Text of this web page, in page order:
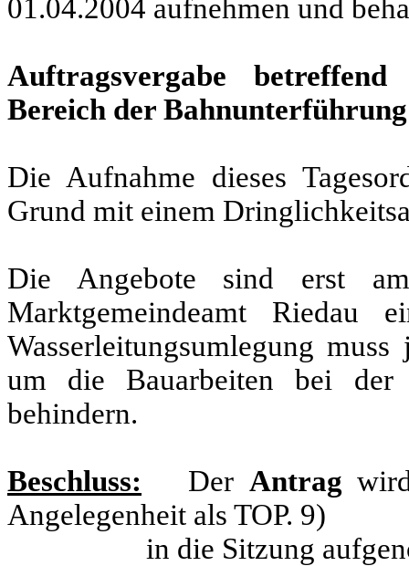
01.04.2004 aufnehmen und
Auftragsvergabe
Bereich der
Die Aufnahme dieses
Grund mit einem
Die Angebote sind erst
Marktgemeindeamt Riedau
Wasserleitungsumlegung
um die Bauarbeiten bei der
behindern.
Beschluss: Der Antrag
Angelegenheit als TOP. 9)
in die Sitzung